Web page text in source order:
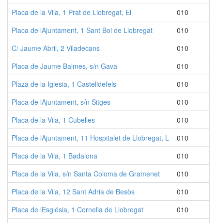
Placa de la Vila, 1 Prat de Llobregat, El
010
Placa de lAjuntament, 1 Sant Boi de Llobregat
010
C/ Jaume Abril, 2 Viladecans
010
Placa de Jaume Balmes, s/n Gava
010
Plaza de la Iglesia, 1 Castelldefels
010
Placa de lAjuntament, s/n Sitges
010
Placa de la Vila, 1 Cubelles
010
Placa de lAjuntament, 11 Hospitalet de Llobregat, L
010
Placa de la Vila, 1 Badalona
010
Placa de la Vila, s/n Santa Coloma de Gramenet
010
Placa de la Vila, 12 Sant Adria de Besòs
010
Placa de lEsglésia, 1 Cornella de Llobregat
010